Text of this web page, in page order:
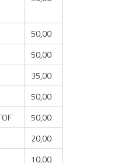
50,00
50,00
35,00
50,00
50,00
20,00
10,00